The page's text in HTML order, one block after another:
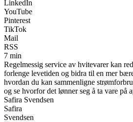
LinkedIn
YouTube
Pinterest
TikTok
Mail
RSS
7 min
Regelmessig service av hvitevarer kan
forlenge levetiden og bidra til en mer
hvordan du kan sammenligne
og se hvorfor det lønner seg å ta vare på
Safira Svendsen
Safira
Svendsen